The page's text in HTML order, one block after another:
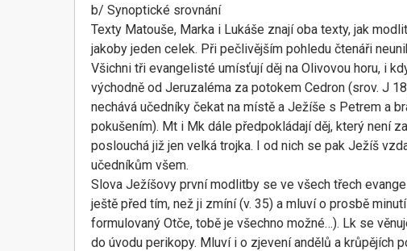
b/ Synoptické srovnání
Texty Matouše, Marka i Lukáše znají oba texty, jak
jakoby jeden celek. Při pečlivějším pohledu čtenáři
Všichni tři evangelisté umísťují děj na Olivovou horu, i
východně od Jeruzaléma za potokem Cedron (srov. J
nechává učedníky čekat na místě a Ježíše s Petrem a
pokušením). Mt i Mk dále předpokládají děj, který není
poslouchá již jen velká trojka. I od nich se pak Ježíš
učedníkům všem.
Slova Ježíšovy první modlitby se ve všech třech
ještě před tím, než ji zmíní (v. 35) a mluví o prosbě
formulovaný Otče, tobě je všechno možné…). Lk se
do úvodu perikopy. Mluví i o zjevení andělů a krůpějích